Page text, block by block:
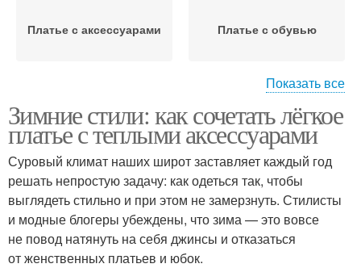
Платье с аксессуарами Платье с обувью
Платье с прическами Платье с макияжем
Платье для холодной
погоды
Наряды с лёгким
платьем
Показать все
Зимние стили: как сочетать лёгкое
платье с теплыми аксессуарами
Суровый климат наших широт заставляет каждый год
решать непростую задачу: как одеться так, чтобы
выглядеть стильно и при этом не замерзнуть. Стилисты
и модные блогеры убеждены, что зима — это вовсе
не повод натянуть на себя джинсы и отказаться
от женственных платьев и юбок.